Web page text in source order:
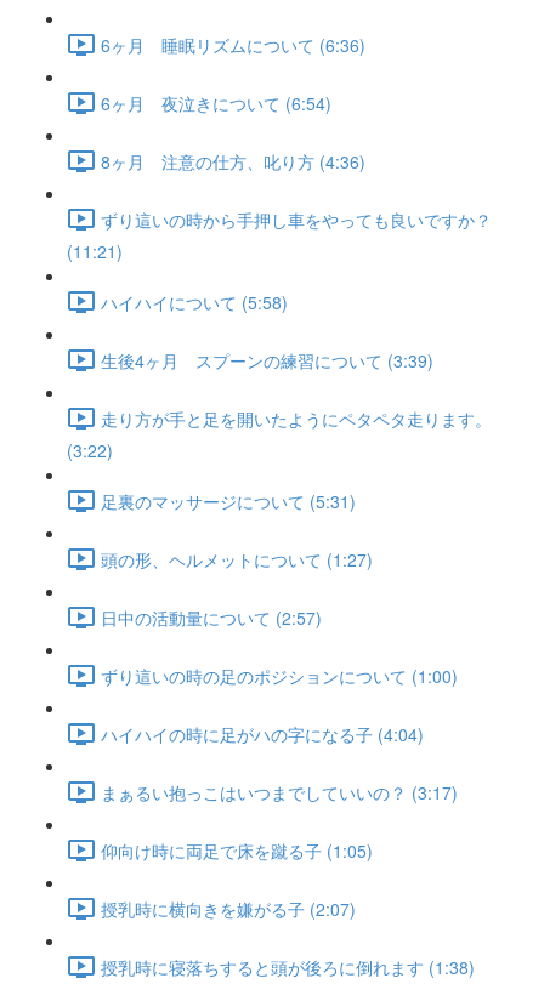
6ヶ月 睡眠リズムについて (6:36)
6ヶ月 夜泣きについて (6:54)
8ヶ月 注意の仕方、叱り方 (4:36)
ずり這いの時から手押し車をやっても良いですか？
(11:21)
ハイハイについて (5:58)
生後4ヶ月 スプーンの練習について (3:39)
走り方が手と足を開いたようにペタペタ走ります。
(3:22)
足裏のマッサージについて (5:31)
頭の形、ヘルメットについて (1:27)
日中の活動量について (2:57)
ずり這いの時の足のポジションについて (1:00)
ハイハイの時に足がハの字になる子 (4:04)
まぁるい抱っこはいつまでしていいの？ (3:17)
仰向け時に両足で床を蹴る子 (1:05)
授乳時に横向きを嫌がる子 (2:07)
授乳時に寝落ちすると頭が後ろに倒れます (1:38)